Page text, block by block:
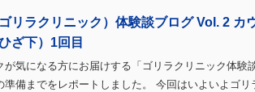
リラクリニック）体験談ブログ Vol. 2 カ
ざ下）1回目
が気になる方にお届けする「ゴリラクリニック体
準備までをレポートしました。 今回はいよいよゴ